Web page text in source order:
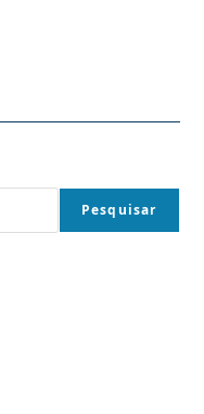
Pesquisar